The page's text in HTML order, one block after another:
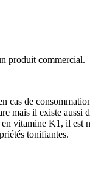
produit commercial.
cas de
mais il existe
vitamine K1, il est
tonifiantes.